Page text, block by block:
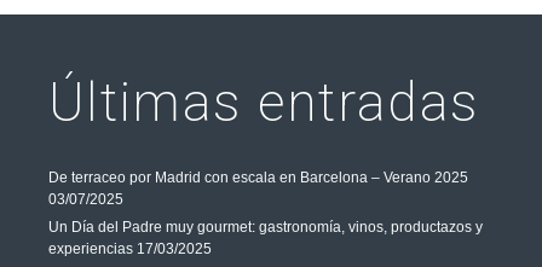
Últimas entradas
De terraceo por Madrid con escala en Barcelona – Verano 2025
03/07/2025
Un Día del Padre muy gourmet: gastronomía, vinos, productazos y
experiencias 17/03/2025